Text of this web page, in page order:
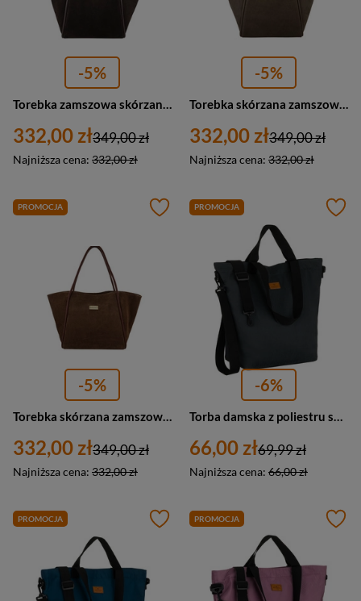
-5%
Torebka zamszowa skórzana damska Barberini's 1008-11 shopper A4 ciemnobrązowa
332,00 zł
Najniższa cena: 332,00 zł
349,00 zł
-5%
Torebka skórzana zamszowa damska Barberini's 1008-9 shopper A4 ciemnobeżowa
332,00 zł
Najniższa cena: 332,00 zł
349,00 zł
PROMOCJA
-5%
332,00 zł
Najniższa cena: 332,00 zł
349,00 zł
PROMOCJA
-6%
66,00 zł
Najniższa cena: 66,00 zł
69,99 zł
PROMOCJA PROMOCJA